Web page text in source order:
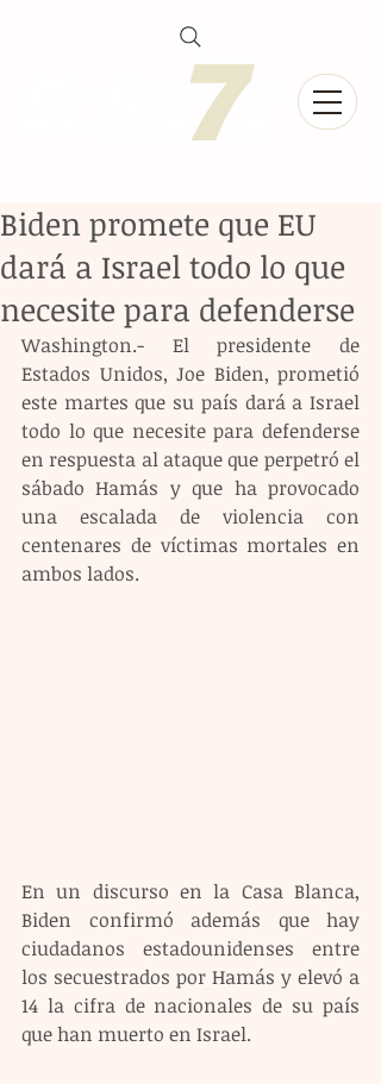
Biden promete que EU
dará a Israel todo lo que
necesite para defenderse
Washington.- El presidente de
Estados Unidos, Joe Biden, prometió
este martes que su país dará a Israel
todo lo que necesite para defenderse
en respuesta al ataque que perpetró el
sábado Hamás y que ha provocado
una escalada de violencia con
centenares de víctimas mortales en
ambos lados.
En un discurso en la Casa Blanca,
Biden confirmó además que hay
ciudadanos estadounidenses entre
los secuestrados por Hamás y elevó a
14 la cifra de nacionales de su país
que han muerto en Israel.